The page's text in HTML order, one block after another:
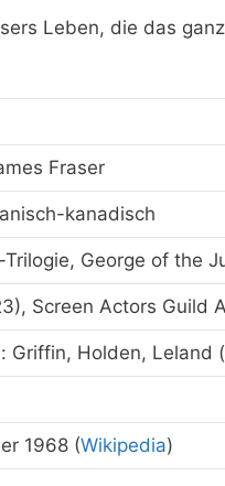
Leben, die das
Fraser
kanadisch
Trilogie, George of the
Screen Actors Guild
Griffin, Holden, Leland
1968 (Wikipedia)